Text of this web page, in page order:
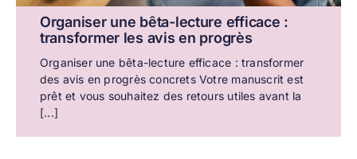
Organiser une bêta-lecture efficace :
transformer les avis en progrès
Organiser une bêta-lecture efficace : transformer
des avis en progrès concrets Votre manuscrit est
prêt et vous souhaitez des retours utiles avant la
[...]